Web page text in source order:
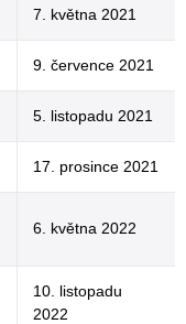
7. května 2021
9. července 2021
5. listopadu 2021
17. prosince 2021
6. května 2022
10. listopadu
2022